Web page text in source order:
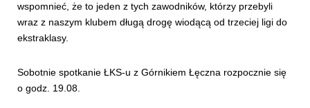
wspomnieć, że to jeden z tych zawodników, którzy przebyli
wraz z naszym klubem długą drogę wiodącą od trzeciej ligi do
ekstraklasy.
Sobotnie spotkanie ŁKS-u z Górnikiem Łęczna rozpocznie się
o godz. 19.08.